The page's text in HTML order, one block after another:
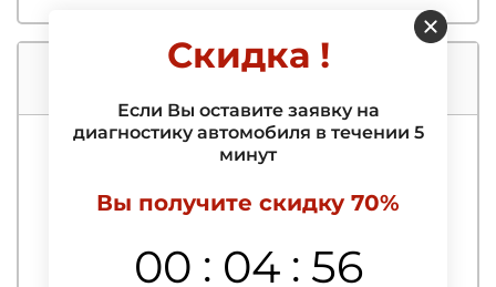
Услуги нашего автосервиса
Компьютерная диагностика
Выездная компьютерная диагностика
Выявление и удаление ошибок
Скидка !
Если Вы оставите заявку на
диагностику автомобиля в течении 5
минут
Вы получите скидку 70%
00 : 04 : 55